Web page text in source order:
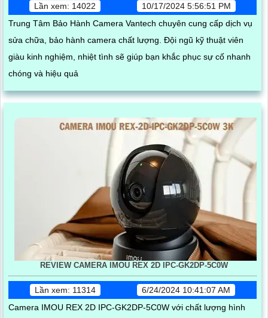
Lần xem: 14022
10/17/2024 5:56:51 PM
Trung Tâm Bảo Hành Camera Vantech chuyên cung cấp dịch vụ
sửa chữa, bảo hành camera chất lượng. Đội ngũ kỹ thuật viên
giàu kinh nghiệm, nhiệt tình sẽ giúp bạn khắc phục sự cố nhanh
chóng và hiệu quả
REVIEW CAMERA IMOU REX 2D IPC-GK2DP-5C0W
Lần xem: 11314
6/24/2024 10:41:07 AM
Camera IMOU REX 2D IPC-GK2DP-5C0W với chất lượng hình